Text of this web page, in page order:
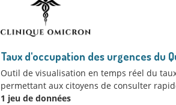
Taux d'occupation des urgences du
Outil de visualisation en temps réel du
permettant aux citoyens de consulter
1 jeu de données